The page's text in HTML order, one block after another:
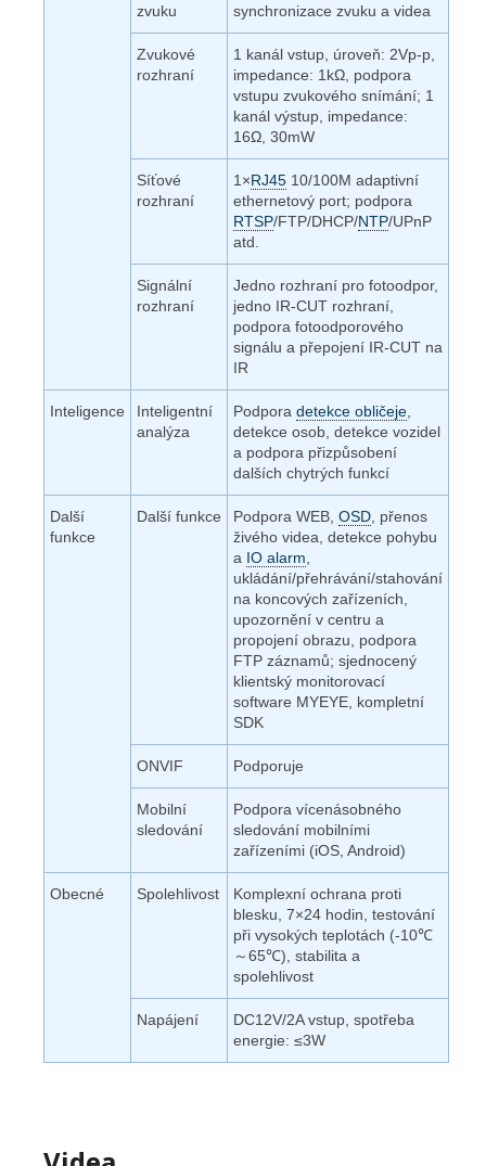
zvuku
synchronizace zvuku a videa
Zvukové
rozhraní
1 kanál vstup, úroveň: 2Vp-p,
impedance: 1kΩ, podpora
vstupu zvukového snímání; 1
kanál výstup, impedance:
16Ω, 30mW
Síťové
rozhraní
1×RJ45 10/100M adaptivní
ethernetový port; podpora
RTSP/FTP/DHCP/NTP/UPnP
atd.
Signální
rozhraní
Jedno rozhraní pro fotoodpor,
jedno IR-CUT rozhraní,
podpora fotoodporového
signálu a přepojení IR-CUT na
IR
Inteligence
Inteligentní
analýza
Podpora detekce obličeje
detekce osob, detekce vozidel
a podpora přizpůsobení
dalších chytrých funkcí
Další
funkce
Další funkce Podpora WEB, OSD , přenos
živého videa, detekce pohybu
a IO alarm
ukládání/přehrávání/stahování
na koncových zařízeních,
upozornění v centru a
propojení obrazu, podpora
FTP záznamů; sjednocený
klientský monitorovací
software MYEYE, kompletní
SDK
ONVIF Podporuje
Mobilní
sledování
Podpora vícenásobného
sledování mobilními
zařízeními (iOS, Android)
Obecné Spolehlivost
Komplexní ochrana proti
blesku, 7×24 hodin, testování
při vysokých teplotách (-10℃
～65℃), stabilita a
spolehlivost
Napájení
DC12V/2A vstup, spotřeba
energie: ≤3W